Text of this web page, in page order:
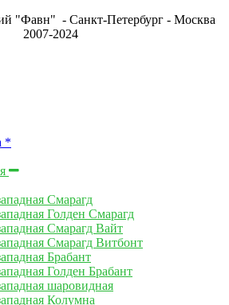
"Фавн" - Санкт-Петербург - Москва
2007-2024
*
Смарагд
Голден Смарагд
Смарагд Вайт
Смарагд Витбонт
Брабант
Голден Брабант
шаровидная
Колумна